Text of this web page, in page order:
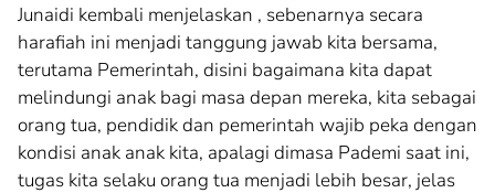
Junaidi kembali menjelaskan , sebenarnya secara
harafiah ini menjadi tanggung jawab kita bersama,
terutama Pemerintah, disini bagaimana kita dapat
melindungi anak bagi masa depan mereka, kita sebagai
orang tua, pendidik dan pemerintah wajib peka dengan
kondisi anak anak kita, apalagi dimasa Pademi saat ini,
tugas kita selaku orang tua menjadi lebih besar, jelas